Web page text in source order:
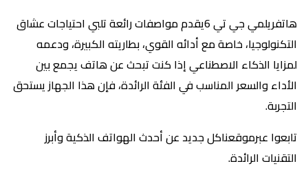
هاتفريلمي جي تي 6يقدم مواصفات رائعة تلبي احتياجات عشاق
التكنولوجيا، خاصة مع أدائه القوي، بطاريته الكبيرة، ودعمه
لمزايا الذكاء الاصطناعي إذا كنت تبحث عن هاتف يجمع بين
الأداء والسعر المناسب في الفئة الرائدة، فإن هذا الجهاز يستحق
التجربة.
تابعوا عبرموقعناكل جديد عن أحدث الهواتف الذكية وأبرز
التقنيات الرائدة.